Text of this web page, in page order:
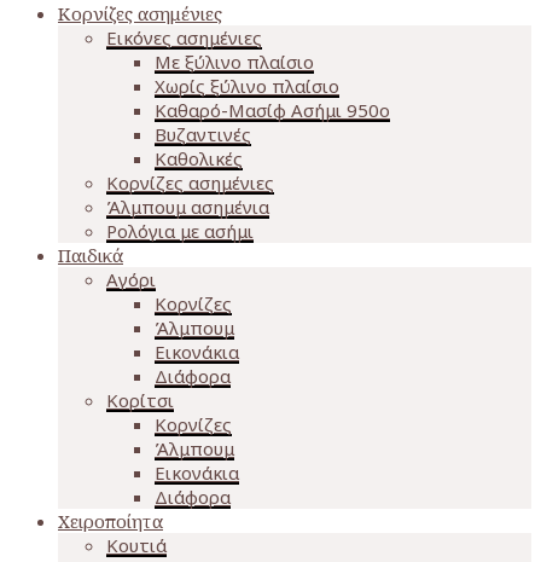
Κορνίζες ασημένιες
Εικόνες ασημένιες
Με ξύλινο πλαίσιο
Χωρίς ξύλινο πλαίσιο
Καθαρό-Μασίφ Ασήμι 950o
Βυζαντινές
Καθολικές
Κορνίζες ασημένιες
Άλμπουμ ασημένια
Ρολόγια με ασήμι
Παιδικά
Αγόρι
Κορνίζες
Άλμπουμ
Εικονάκια
Διάφορα
Κορίτσι
Κορνίζες
Άλμπουμ
Εικονάκια
Διάφορα
Χειροποίητα
Κουτιά